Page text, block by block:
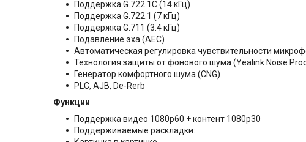
Поддержка G.722.1C (14 кГц)
Поддержка G.722.1 (7 кГц)
Поддержка G.711 (3.4 кГц)
Подавление эха (AEC)
Автоматическая регулировка чувствительности
Технология защиты от фонового шума (Yealink Noise
Генератор комфортного шума (CNG)
PLC, AJB, De-Rerb
Функции
Поддержка видео 1080р60 + контент 1080р30
Поддерживаемые раскладки: